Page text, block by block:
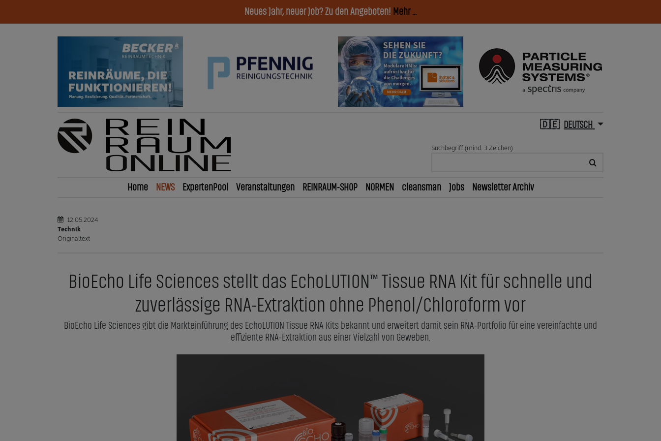
Neues Jahr, neuer Job? Zu den Angeboten! Mehr ...
DEUTSCH
Suchbegriff (mind. 3 Zeichen)
Home NEWS ExpertenPool Veranstaltungen REINRAUM-SHOP NORMEN cleansman Jobs Newsletter Archiv
12.05.2024
Technik
Originaltext
BioEcho Life Sciences stellt das EchoLUTION™ Tissue RNA Kit für schnelle und
zuverlässige RNA-Extraktion ohne Phenol/Chloroform vor
BioEcho Life Sciences gibt die Markteinführung des EchoLUTION Tissue RNA Kits bekannt und erweitert damit sein RNA-Portfolio für eine vereinfachte und
effiziente RNA-Extraktion aus einer Vielzahl von Geweben.